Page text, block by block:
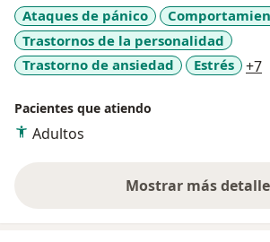
Ataques de pánico
Trastornos de la personalidad
Trastorno de ansiedad
Estrés +7
Pacientes que atiendo
Adultos
Mostrar mássobre la